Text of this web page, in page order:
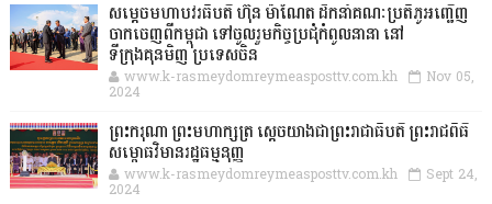
សម្តេចមហាបវរធិបតី ហ៊ុន ម៉ាណែត ដឹកនាំគណៈប្រតិភូអញ្ជើញ
ចាកចេញពីកម្ពុជា ទៅចូលរួមកិច្ចប្រជុំកំពូលនានា នៅ
ទីក្រុងគុនមិញ ប្រទេសចិន
www.k-rasmeydomreymeasposttv.com.kh Nov 05,
2024
ព្រះករុណា ព្រះមហាក្សត្រ ស្តេចយាងជាព្រះរាជាធិបតី ព្រះរាជពិធី
សម្ពោធវិមានរដ្ឋធម្មនុញ្ញ
www.k-rasmeydomreymeasposttv.com.kh Sept 24,
2024